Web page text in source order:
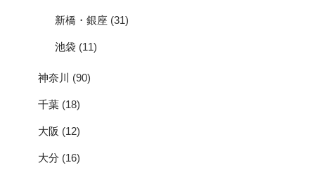
新橋・銀座 (31)
池袋 (11)
神奈川 (90)
千葉 (18)
大阪 (12)
大分 (16)